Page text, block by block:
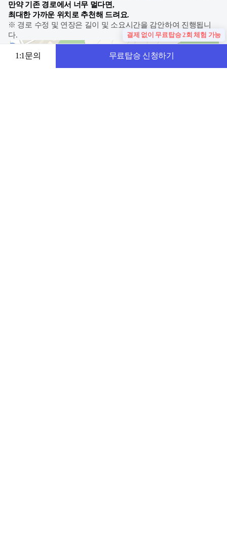
만약 기존 경로에서 너무 멀다면,
최대한 가까운 위치로 추천해 드려요.
※ 경로 수정 및 연장은 길이 및 소요시간을 감안하여 진행됩니
다.
결제 없이 무료탑승 2회 체험 가능
1:1문의 무료탑승 신청하기